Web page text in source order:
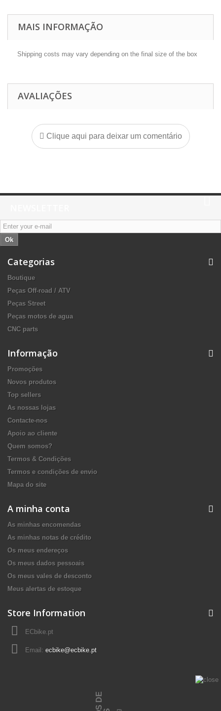
MAIS INFORMAÇÃO
Shipping costs may vary depending on the final size of the box
AVALIAÇÕES
Clique aqui para deixar um comentário
Ok
Categorias
Boutique
Peças Off-road / ATV
Peças Street
Peças motos de agua
CNC parts
Informação
Promoções
Novos produtos
Top sellers
As nossas lojas
Contacte-nos
Apoio ao cliente
Quem somos?
Termos & Condições
Termos e condições de envio
Mapa do site
A minha conta
As minhas encomendas
As minhas notas de crédito
Os meus endereços
Os meus dados pessoais
Os meus vales de desconto
Meus alertas de estoque
Store Information
ECbike.pt
Email: ecbike@ecbike.pt